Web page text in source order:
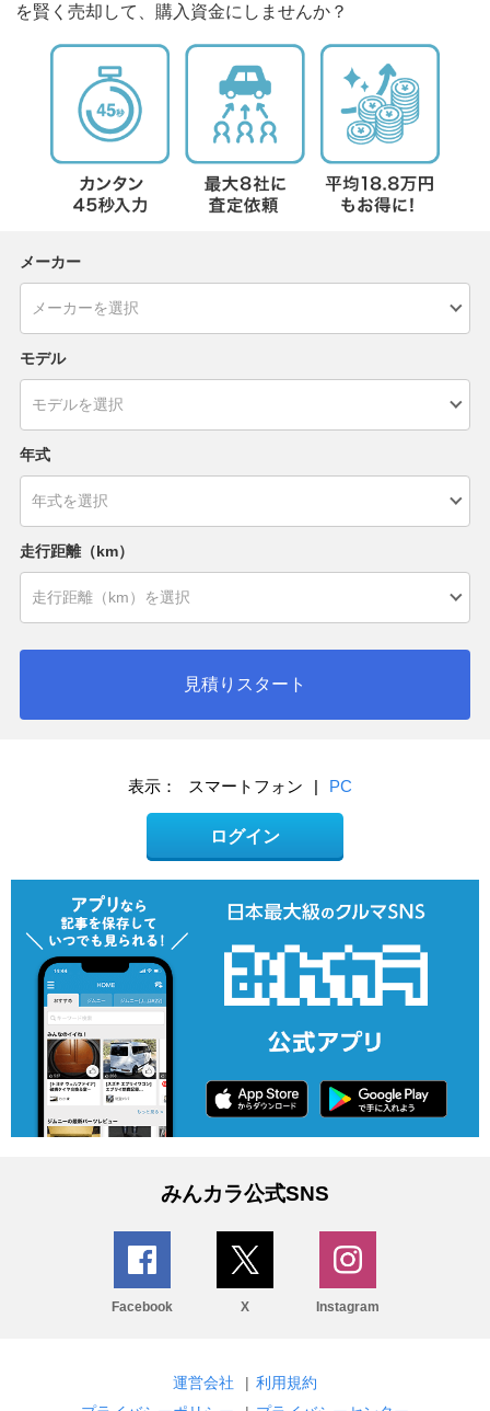
を賢く売却して、購入資金にしませんか？
メーカー
モデル
年式
走行距離（km）
見積りスタート
表示： スマートフォン | PC
ログイン
みんカラ公式SNS
Facebook X Instagram
運営会社 | 利用規約